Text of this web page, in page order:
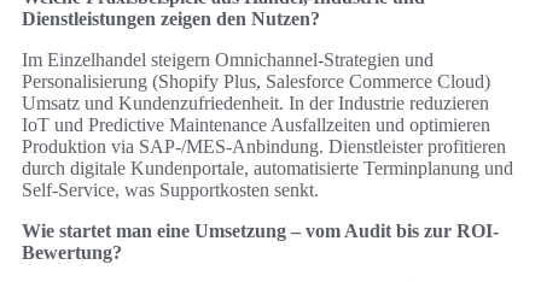
Dienstleistungen zeigen den Nutzen?
Im Einzelhandel steigern Omnichannel‑Strategien und
Personalisierung (Shopify Plus, Salesforce Commerce Cloud)
Umsatz und Kundenzufriedenheit. In der Industrie reduzieren
IoT und Predictive Maintenance Ausfallzeiten und optimieren
Produktion via SAP-/MES‑Anbindung. Dienstleister profitieren
durch digitale Kundenportale, automatisierte Terminplanung und
Self‑Service, was Supportkosten senkt.
Wie startet man eine Umsetzung – vom Audit bis zur ROI-
Bewertung?